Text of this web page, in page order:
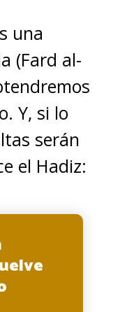
una
(Fard al-
Y, si lo
serán
el Hadiz: